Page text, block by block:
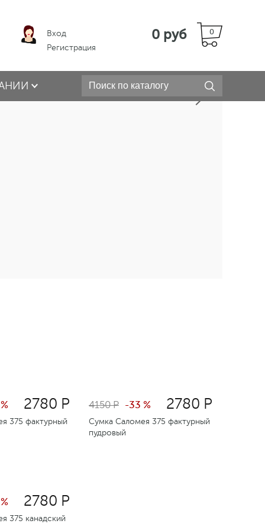
Вход
Регистрация
0
0 руб
2780 Р
375 фактурный
2780 Р
4150 Р -33 %
Сумка Саломея 375 фактурный
пудровый
2780 Р
375 канадский